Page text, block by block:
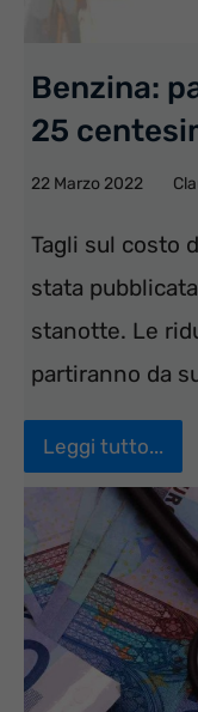
Benzina:
25
22 Marzo 2022
Tagli sul costo
stata
stanotte. Le
partiranno da
Leggi tutto...